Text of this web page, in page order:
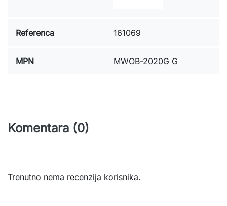
Referenca 161069
MPN MWOB-2020G G
Komentara (0)
Trenutno nema recenzija korisnika.